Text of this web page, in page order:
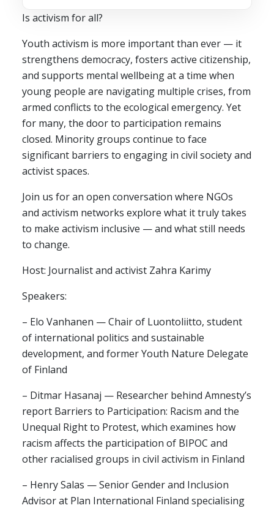
Is activism for all?
Youth activism is more important than ever — it
strengthens democracy, fosters active citizenship,
and supports mental wellbeing at a time when
young people are navigating multiple crises, from
armed conflicts to the ecological emergency. Yet
for many, the door to participation remains
closed. Minority groups continue to face
significant barriers to engaging in civil society and
activist spaces.
Join us for an open conversation where NGOs
and activism networks explore what it truly takes
to make activism inclusive — and what still needs
to change.
Host: Journalist and activist Zahra Karimy
Speakers:
– Elo Vanhanen — Chair of Luontoliitto, student
of international politics and sustainable
development, and former Youth Nature Delegate
of Finland
– Ditmar Hasanaj — Researcher behind Amnesty’s
report Barriers to Participation: Racism and the
Unequal Right to Protest, which examines how
racism affects the participation of BIPOC and
other racialised groups in civil activism in Finland
– Henry Salas — Senior Gender and Inclusion
Advisor at Plan International Finland specialising
iCal / .ics